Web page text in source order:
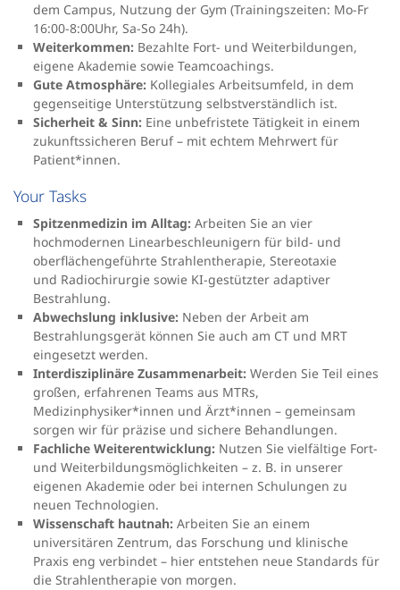
dem Campus, Nutzung der Gym (Trainingszeiten: Mo-Fr
16:00-8:00Uhr, Sa-So 24h).
Weiterkommen: Bezahlte Fort- und Weiterbildungen,
eigene Akademie sowie Teamcoachings.
Gute Atmosphäre: Kollegiales Arbeitsumfeld, in dem
gegenseitige Unterstützung selbstverständlich ist.
Sicherheit & Sinn: Eine unbefristete Tätigkeit in einem
zukunftssicheren Beruf – mit echtem Mehrwert für
Patient*innen.
Your Tasks
Spitzenmedizin im Alltag: Arbeiten Sie an vier
hochmodernen Linearbeschleunigern für bild- und
oberflächengeführte Strahlentherapie, Stereotaxie
und Radiochirurgie sowie KI-gestützter adaptiver
Bestrahlung.
Abwechslung inklusive: Neben der Arbeit am
Bestrahlungsgerät können Sie auch am CT und MRT
eingesetzt werden.
Interdisziplinäre Zusammenarbeit: Werden Sie Teil eines
großen, erfahrenen Teams aus MTRs,
Medizinphysiker*innen und Ärzt*innen – gemeinsam
sorgen wir für präzise und sichere Behandlungen.
Fachliche Weiterentwicklung: Nutzen Sie vielfältige Fort-
und Weiterbildungsmöglichkeiten – z. B. in unserer
eigenen Akademie oder bei internen Schulungen zu
neuen Technologien.
Wissenschaft hautnah: Arbeiten Sie an einem
universitären Zentrum, das Forschung und klinische
Praxis eng verbindet – hier entstehen neue Standards für
die Strahlentherapie von morgen.